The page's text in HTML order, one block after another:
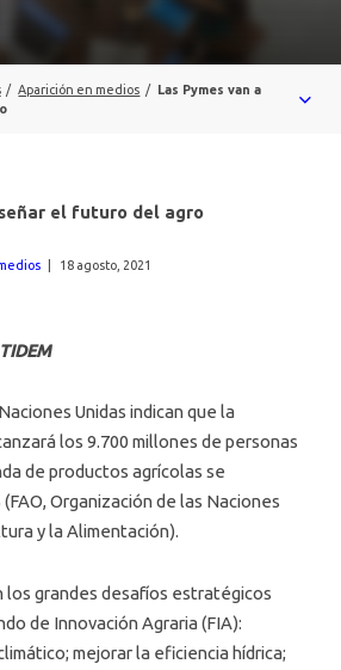
/ Aparición en medios /
Las Pymes van a
el futuro del agro
18 agosto, 2021
Unidas indican que la
los 9.700 millones de personas
de productos agrícolas se
Organización de las Naciones
y la Alimentación).
los grandes desafíos estratégicos
de Innovación Agraria (FIA):
mejorar la eficiencia hídrica;